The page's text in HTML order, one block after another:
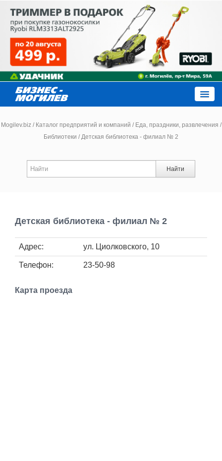
Новости
Афиша
Mogilev.biz / Каталог предприятий и компаний / Еда, праздники, развлечения /
Библиотеки /Детская библиотека - филиал № 2
Найти
Детская библиотека - филиал № 2
Адрес: ул. Циолковского, 10
Телефон: 23-50-98
Карта проезда